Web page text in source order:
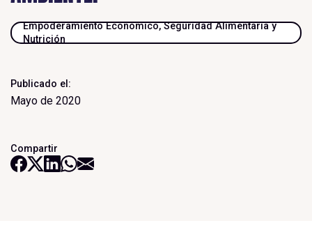
Empoderamiento Económico, Seguridad Alimentaria y
Nutrición
Publicado el:
Mayo de 2020
Compartir